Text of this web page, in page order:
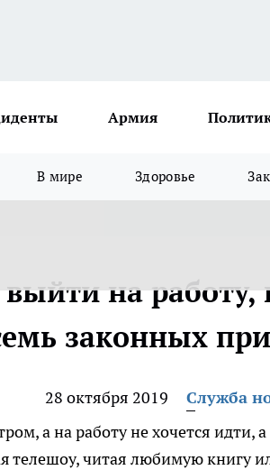
Армия
В мире Здоровье
на работу,
законных
28 октября 2019
Служба
а на работу не хочется идти,
телешоу, читая любимую книгу